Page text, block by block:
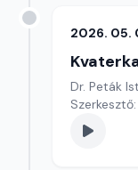
2026. 05.
Dr. Peták